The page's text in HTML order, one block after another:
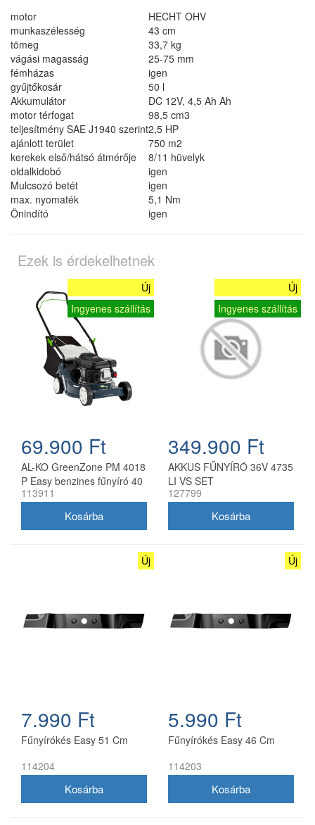
motor
HECHT OHV
munkaszélesség
43 cm
tömeg
33,7 kg
vágási magasság
25-75 mm
fémházas
igen
gyűjtőkosár
50 l
Akkumulátor
DC 12V, 4,5 Ah Ah
motor térfogat
98,5 cm3
teljesítmény SAE J1940 szerint2,5 HP
ajánlott terület
750 m2
kerekek első/hátsó átmérője
8/11 hüvelyk
oldalkidobó
igen
Mulcsozó betét
igen
max. nyomaték
5,1 Nm
Önindító
igen
Ezek is érdekelhetnek
Új
Ingyenes szállítás
69.900 Ft
AL-KO GreenZone PM 4018
P Easy benzines fűnyíró 40
cm
113911
Új
Ingyenes szállítás
349.900 Ft
AKKUS FŰNYÍRÓ 36V 4735
LI VS SET
127799
Új
7.990 Ft
Fűnyírókés Easy 51 Cm
114204
Új
5.990 Ft
Fűnyírókés Easy 46 Cm
114203